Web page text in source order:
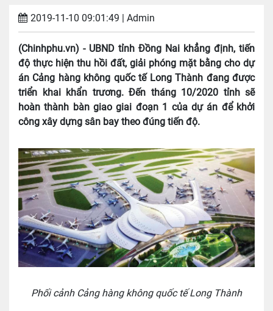
2019-11-10 09:01:49 | Admin
(Chinhphu.vn) - UBND tỉnh Đồng Nai khẳng định, tiến
độ thực hiện thu hồi đất, giải phóng mặt bằng cho dự
án Cảng hàng không quốc tế Long Thành đang được
triển khai khẩn trương. Đến tháng 10/2020 tỉnh sẽ
hoàn thành bàn giao giai đoạn 1 của dự án để khởi
công xây dựng sân bay theo đúng tiến độ.
Phối cảnh Cảng hàng không quốc tế Long Thành